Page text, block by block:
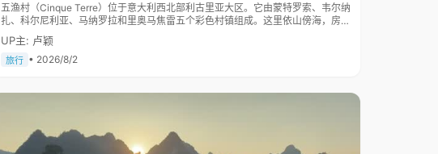
五渔村（Cinque Terre）位于意大利西北部利古里亚大区。它由蒙特罗索、韦尔纳
扎、科尔尼利亚、马纳罗拉和里奥马焦雷五个彩色村镇组成。这里依山傍海，房屋
色彩斑斓，1997年被列为世界文化遗产。
UP主: 卢颖
旅行 • 2026/8/2